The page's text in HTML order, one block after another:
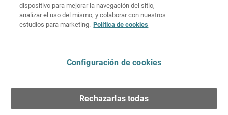
Política de privacidad
Kit de medios y marca
dispositivo para mejorar la navegación del sitio,
analizar el uso del mismo, y colaborar con nuestros
estudios para marketing. Política de cookies
Configuración de cookies
Rechazarlas todas